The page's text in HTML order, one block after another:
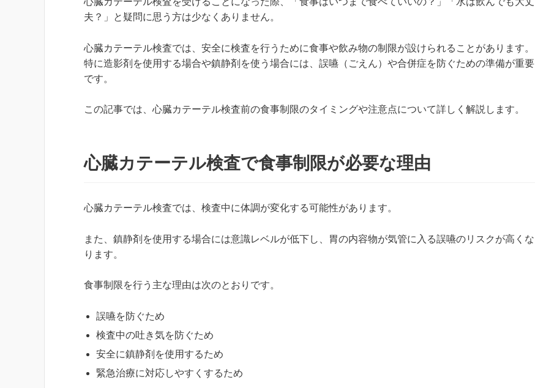
夫？」と疑問に思う方は少なくありません。
心臓カテーテル検査では、安全に検査を行うために食事や飲み物の制限が設けられることがあります。
特に造影剤を使用する場合や鎮静剤を使う場合には、誤嚥（ごえん）や合併症を防ぐための準備が重要
です。
この記事では、心臓カテーテル検査前の食事制限のタイミングや注意点について詳しく解説します。
心臓カテーテル検査で食事制限が必要な理由
心臓カテーテル検査では、検査中に体調が変化する可能性があります。
また、鎮静剤を使用する場合には意識レベルが低下し、胃の内容物が気管に入る誤嚥のリスクが高くな
ります。
食事制限を行う主な理由は次のとおりです。
誤嚥を防ぐため
検査中の吐き気を防ぐため
安全に鎮静剤を使用するため
緊急治療に対応しやすくするため